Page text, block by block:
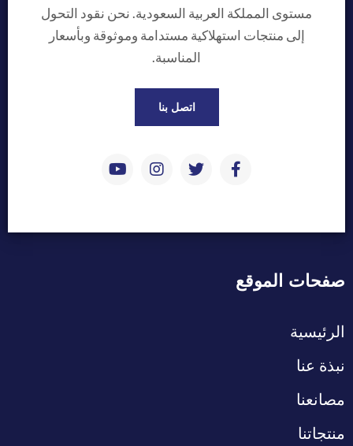
مستوى المملكة العربية السعودية. نحن نقود التحول
إلى منتجات استهلاكية مستدامة وموثوقة وبأسعار
المناسبة.
اتصل بنا
صفحات الموقع
الرئيسية
نبذة عنا
مصانعنا
منتجاتنا